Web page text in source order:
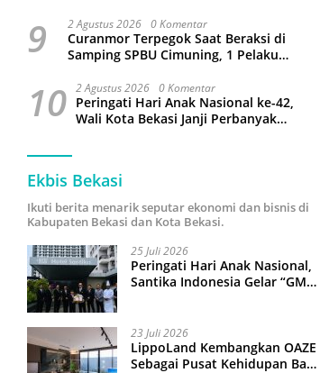
9 2 Agustus 2026 0 Komentar
Curanmor Terpegok Saat Beraksi di
Samping SPBU Cimuning, 1 Pelaku
10 2 Agustus 2026 0 Komentar
Peringati Hari Anak Nasional ke-42,
Wali Kota Bekasi Janji Perbanyak
Ekbis Bekasi
Ikuti berita menarik seputar ekonomi dan bisnis di
Kabupaten Bekasi dan Kota Bekasi.
25 Juli 2026
Peringati Hari Anak Nasional,
Santika Indonesia Gelar “GM
23 Juli 2026
LippoLand Kembangkan OAZE
Sebagai Pusat Kehidupan Baru